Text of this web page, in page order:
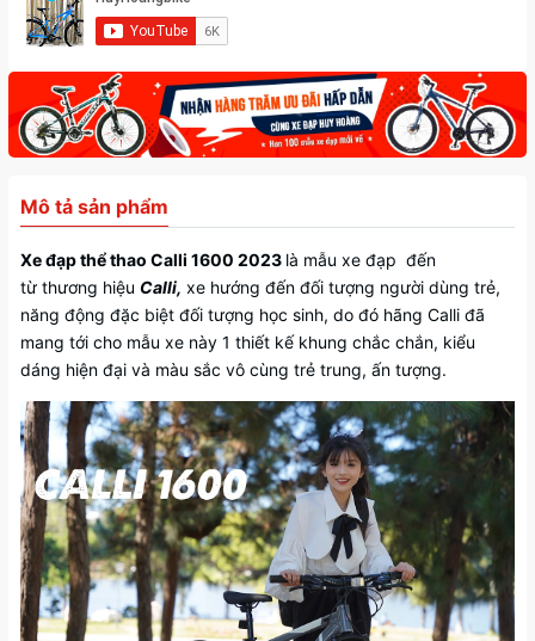
Mô tả sản phẩm
Xe đạp thể thao Calli 1600 2023 là mẫu xe đạp đến
từ thương hiệu Calli, xe hướng đến đối tượng người dùng trẻ,
năng động đặc biệt đối tượng học sinh, do đó hãng Calli đã
mang tới cho mẫu xe này 1 thiết kế khung chắc chắn, kiểu
dáng hiện đại và màu sắc vô cùng trẻ trung, ấn tượng.